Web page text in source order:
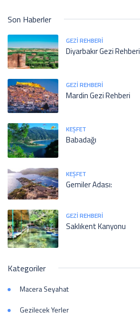
Son Haberler
GEZI REHBERI
Diyarbakır Gezi Rehberi
GEZI REHBERI
Mardin Gezi Rehberi
KEŞFET
Babadağı
KEŞFET
Gemiler Adası:
GEZI REHBERI
Saklıkent Kanyonu
Kategoriler
Macera Seyahat
Gezilecek Yerler